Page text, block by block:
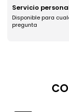
Servicio
Disponible para
pregunta